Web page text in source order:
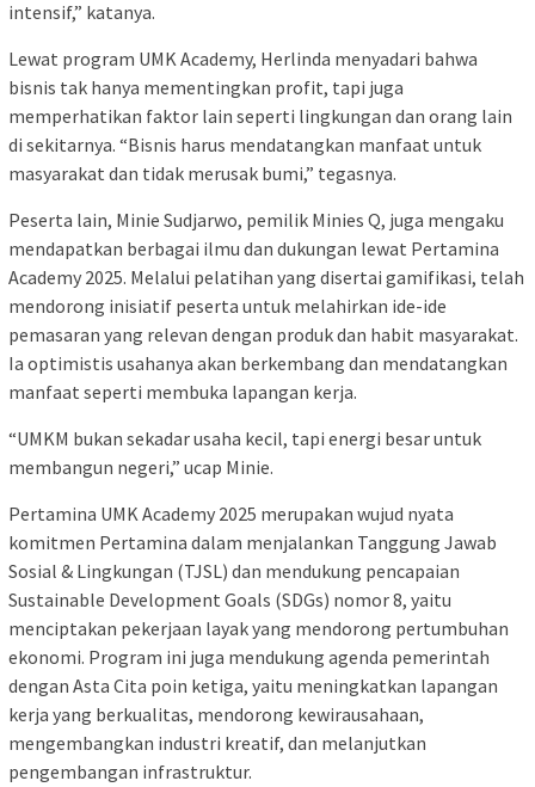
intensif,” katanya.
Lewat program UMK Academy, Herlinda menyadari bahwa
bisnis tak hanya mementingkan profit, tapi juga
memperhatikan faktor lain seperti lingkungan dan orang lain
di sekitarnya. “Bisnis harus mendatangkan manfaat untuk
masyarakat dan tidak merusak bumi,” tegasnya.
Peserta lain, Minie Sudjarwo, pemilik Minies Q, juga mengaku
mendapatkan berbagai ilmu dan dukungan lewat Pertamina
Academy 2025. Melalui pelatihan yang disertai gamifikasi, telah
mendorong inisiatif peserta untuk melahirkan ide-ide
pemasaran yang relevan dengan produk dan habit masyarakat.
Ia optimistis usahanya akan berkembang dan mendatangkan
manfaat seperti membuka lapangan kerja.
“UMKM bukan sekadar usaha kecil, tapi energi besar untuk
membangun negeri,” ucap Minie.
Pertamina UMK Academy 2025 merupakan wujud nyata
komitmen Pertamina dalam menjalankan Tanggung Jawab
Sosial & Lingkungan (TJSL) dan mendukung pencapaian
Sustainable Development Goals (SDGs) nomor 8, yaitu
menciptakan pekerjaan layak yang mendorong pertumbuhan
ekonomi. Program ini juga mendukung agenda pemerintah
dengan Asta Cita poin ketiga, yaitu meningkatkan lapangan
kerja yang berkualitas, mendorong kewirausahaan,
mengembangkan industri kreatif, dan melanjutkan
pengembangan infrastruktur.